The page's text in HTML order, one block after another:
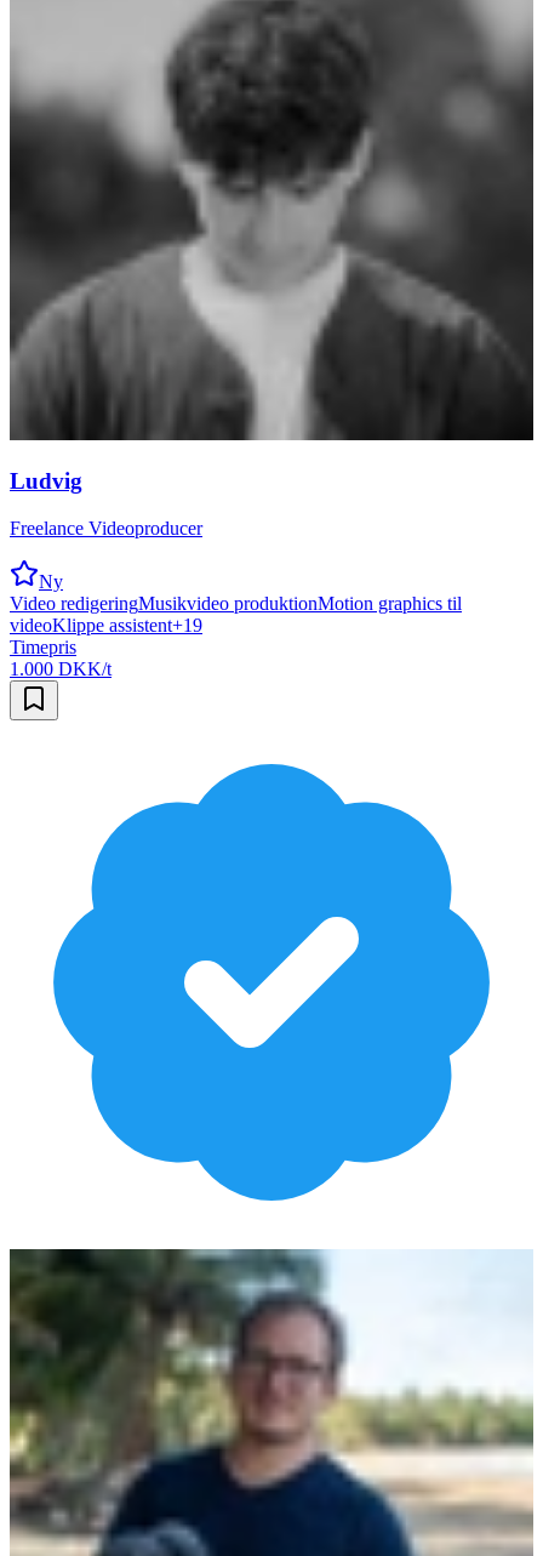
Ludvig
Freelance Videoproducer
Ny
Video redigeringMusikvideo produktionMotion graphics til
videoKlippe assistent+19
Timepris
1.000 DKK/t